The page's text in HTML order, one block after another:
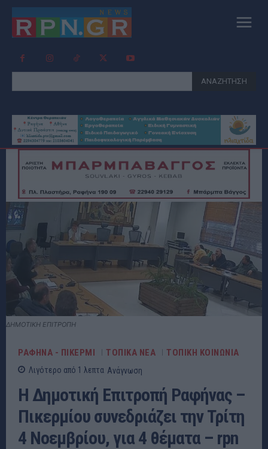
ΑΝΑΖΗΤΗΣΗ
ΔΗΜΟΤΙΚΗ ΕΠΙΤΡΟΠΗ
ΡΑΦΗΝΑ - ΠΙΚΕΡΜΙ ΤΟΠΙΚΑ ΝΕΑ ΤΟΠΙΚΗ ΚΟΙΝΩΝΙΑ
Λιγότερο από 1 λεπτα Ανάγνωση
Η Δημοτική Επιτροπή Ραφήνας –
Πικερμίου συνεδριάζει την Τρίτη
4 Νοεμβρίου, για 4 θέματα – rpn